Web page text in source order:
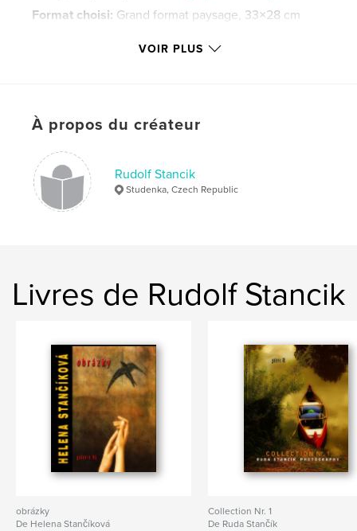
Format choisi: Grand format paysage, 33×28 cm
Date de publication:mai 06, 2011
photo book
, Photographs , photography
monography
VOIR PLUS
À propos du créateur
Rudolf Stancik
Studenka, Czech Republic
Livres de Rudolf Stancik
obrázky
De Helena Stančíková
Collection Nr. 1
De Ruda Stančík